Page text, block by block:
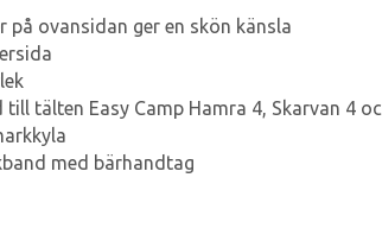
på ovansidan ger en skön känsla
tälten Easy Camp Hamra 4, Skarvan 4
med bärhandtag